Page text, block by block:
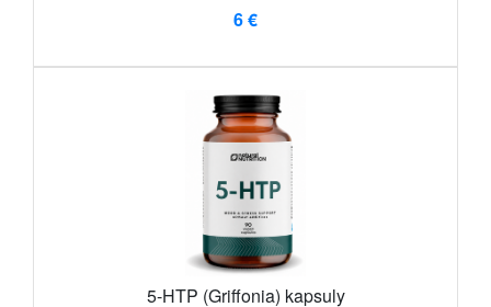
6 €
5-HTP (Griffonia) kapsuly